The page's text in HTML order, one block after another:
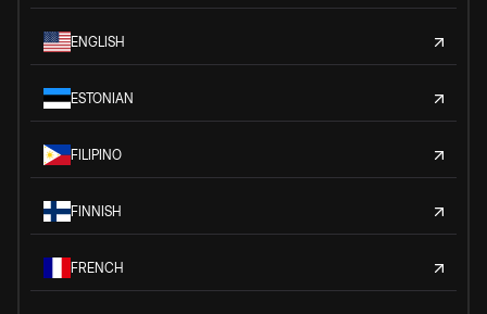
ENGLISH
ESTONIAN
FILIPINO
FINNISH
FRENCH